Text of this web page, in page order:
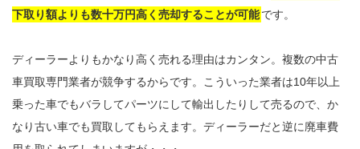
下取り額よりも数十万円高く売却することが可能です。
ディーラーよりもかなり高く売れる理由はカンタン。複数の中古
車買取専門業者が競争するからです。こういった業者は10年以上
乗った車でもバラしてパーツにして輸出したりして売るので、か
なり古い車でも買取してもらえます。ディーラーだと逆に廃車費